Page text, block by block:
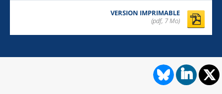
VERSION IMPRIMABLE
(pdf, 7 Mo)